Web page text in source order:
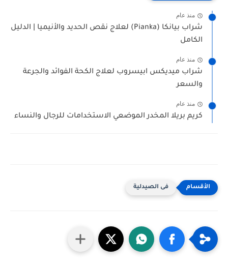
منذ عام
شراب بيانكا (Pianka) لعلاج نقص الحديد والأنيميا | الدليل
الكامل
منذ عام
شراب ميديكس ابيسروب لعلاج الكحة الفوائد والجرعة
والسعر
منذ عام
كريم بريلا المخدر الموضعي الاستخدامات للرجال والنساء
فى الصيدلية